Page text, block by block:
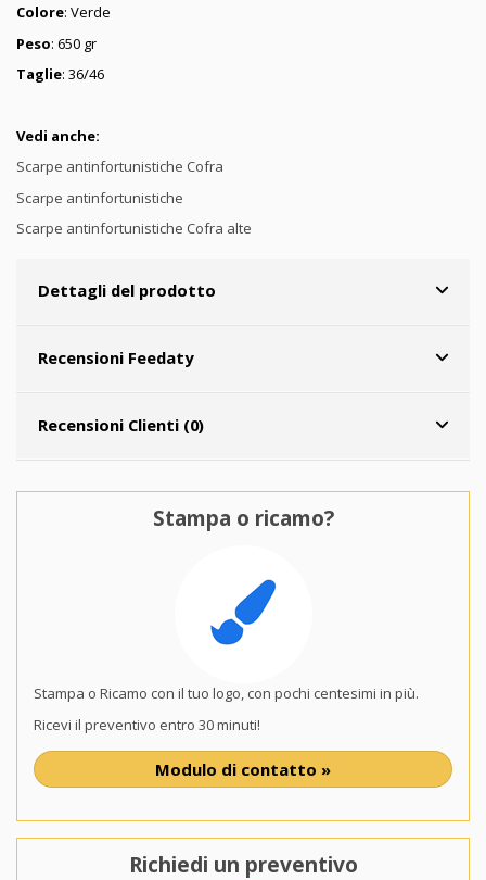
Colore: Verde
Peso: 650 gr
Taglie: 36/46
Vedi anche:
Scarpe antinfortunistiche Cofra
Scarpe antinfortunistiche
Scarpe antinfortunistiche Cofra alte
Dettagli del prodotto
Recensioni Feedaty
Recensioni Clienti (0)
Stampa o ricamo?
Stampa o Ricamo con il tuo logo, con pochi centesimi in più.
Ricevi il preventivo entro 30 minuti!
Modulo di contatto »
Richiedi un preventivo